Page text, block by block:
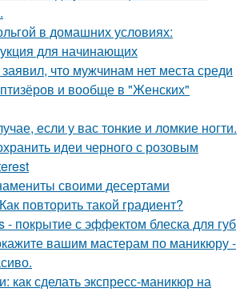
в домашних условиях:
для начинающих
что мужчинам нет места среди
и вообще в "Женских"
если у вас тонкие и ломкие ногти.
идеи черного с розовым
своими десертами
повторить такой градиент?
- покрытие с эффектом блеска для губ
вашим мастерам по маникюру -
как сделать экспресс-маникюр на